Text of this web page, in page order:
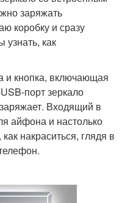
заряжать
коробку и сразу
узнать, как
и кнопка, включающая
порт зеркало
Входящий в
айфона и настолько
накраситься, глядя в